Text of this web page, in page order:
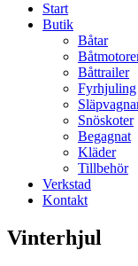
Start
Butik
Båtar
Båttrailer
Fyrhjuling
Snöskoter
Begagnat
Kläder
Tillbehör
Verkstad
Kontakt
Vinterhjul